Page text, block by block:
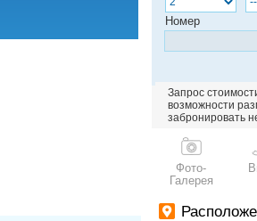
Номер
Запрос
возможности
забронировать
Фото-
Галерея